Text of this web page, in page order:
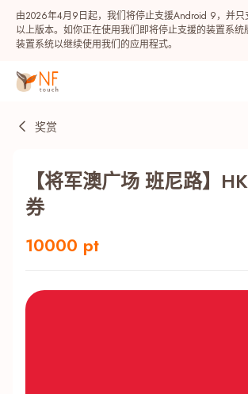
由2026年4月9日起，我们将停止支援Android 9，并只
以上版本。如你正在使用我们即将停止支援的装置系统
装置系统以继续使用我们的应用程式。
热门
奖赏
【将军澳广场 班尼路】
券
10000 pt